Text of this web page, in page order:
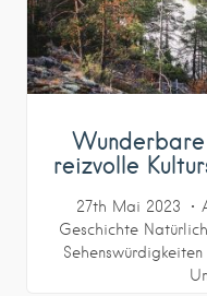
reizvolle
27th Mai 2023
Geschichte
Sehenswürdigkeiten